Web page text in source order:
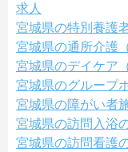
求人
宮城県の特別養護
宮城県の通所介護
宮城県のデイケア
宮城県のグループ
宮城県の障がい者
宮城県の訪問入浴
宮城県の訪問看護